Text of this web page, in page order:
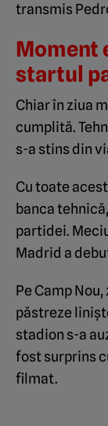
transmis
Moment
startul
Chiar în ziua
cumplită.
s-a stins din
Cu toate
banca
partidei.
Madrid a
Pe Camp
păstreze
stadion s-a
fost surprins
filmat.